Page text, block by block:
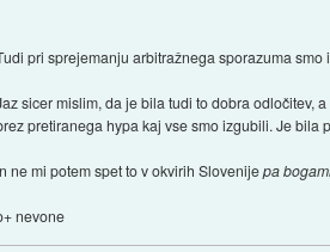
pri sprejemanju arbitražnega sporazuma smo
sicer mislim, da je bila tudi to dobra odločitev,
pretiranega hypa kaj vse smo izgubili. Je
ne mi potem spet to v okvirih Slovenijepa
nevone